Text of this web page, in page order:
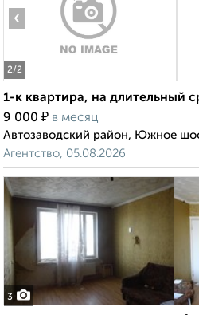
2/2
‹
1-к квартира, на длительный
9 000 ₽ в месяц
Автозаводский район, Южное
Агентство, 05.08.2026
3